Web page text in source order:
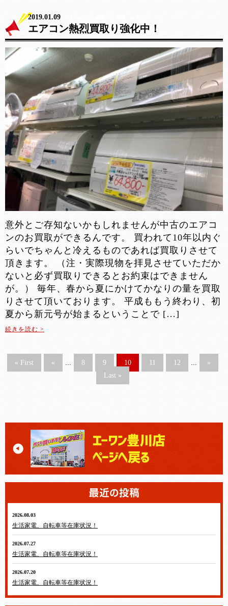
2019.01.09
エアコン熱烈買取り強化中！
意外とご存知ないかもしれませんが中古のエアコ
ンのお買取ができるんです。 買われて10年以内ぐ
らいでちゃんと冷えるものであれば買取りさせて
頂きます。 （注・実際現物を拝見させていただか
ないと必ず買取りできるとお約束はできません
が。） 毎年、春から夏にかけてかなりの量を買取
りさせて頂いております。 平成ももう終わり、初
夏から新元号が始まるということで […]
続きを読む >
« First « ... 8 9 10 11 12 ...
»
Last »
2026.08.03
生活家電、自転車等在庫状況！
2026.07.27
生活家電、自転車等在庫状況！
2026.07.20
生活家電、自転車等在庫状況！